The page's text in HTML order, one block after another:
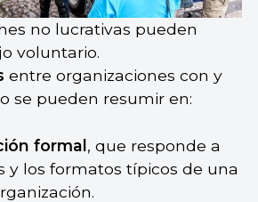
no lucrativas pueden
voluntario.
entre organizaciones con y
se pueden resumir en:
formal, que responde a
y los formatos típicos de una